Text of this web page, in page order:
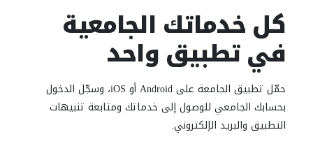
كل خدماتك الجامعية
في تطبيق واحد
حمّل تطبيق الجامعة على Android أو iOS، وسجّل الدخول
بحسابك الجامعي للوصول إلى خدماتك ومتابعة تنبيهات
التطبيق والبريد الإلكتروني.